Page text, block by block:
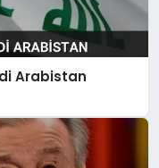
Arabistan